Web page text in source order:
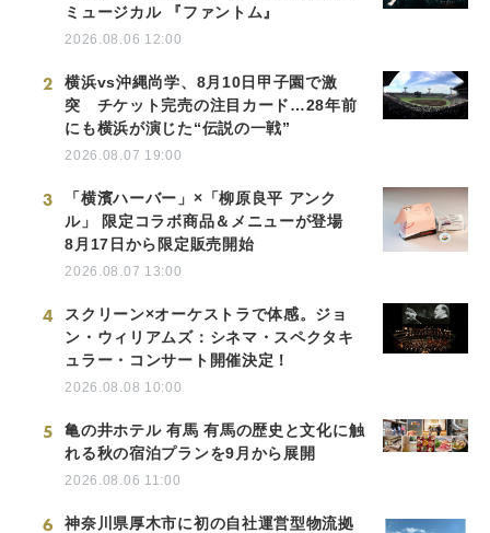
ミュージカル 『ファントム』
2026.08.06 12:00
2
横浜vs沖縄尚学、8月10日甲子園で激
突 チケット完売の注目カード…28年前
にも横浜が演じた“伝説の一戦”
2026.08.07 19:00
3
「横濱ハーバー」×「柳原良平 アンク
ル」 限定コラボ商品＆メニューが登場
8月17日から限定販売開始
2026.08.07 13:00
4
スクリーン×オーケストラで体感。ジョ
ン・ウィリアムズ：シネマ・スペクタキ
ュラー・コンサート開催決定！
2026.08.08 10:00
5
亀の井ホテル 有馬 有馬の歴史と文化に触
れる秋の宿泊プランを9月から展開
2026.08.06 11:00
6
神奈川県厚木市に初の自社運営型物流拠